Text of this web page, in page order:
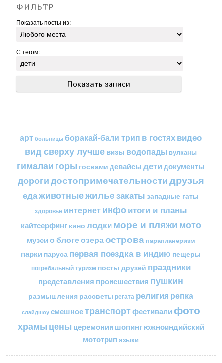
ФИЛЬТР
Показать посты из:
С тегом:
арт больницы боракай-бали трип в гостяхвидео
вид сверху лучшевизы водопады вулканы
гималаи горы госвами девайсы детидокументы
дорогидостопримечательностидрузья
едаживотныежильезакаты западные гаты
здоровье интернетинфоитоги и планы
кайтсерфинг кино лодкиморе и пляжимото
музеи о блогеозераострова парапланеризм
парки паруса первая поездка в индию пещеры
погребальный туризм посты друзей праздники
представления происшествия пушкин
размышления рассветы регата религия репка
слайдшоу смешноетранспортфестивали фото
храмы цены церемонии шопингюжноиндийский
мототрип языки